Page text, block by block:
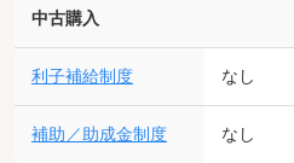
中古購入
利子補給制度 なし
補助／助成金制度 なし